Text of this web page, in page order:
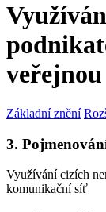
Základní znění
3.
Využívání cizích
komunikační síť